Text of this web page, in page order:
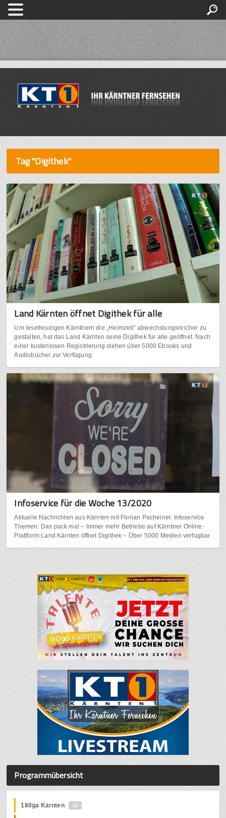
Tag "Digithek"
Land Kärnten öffnet Digithek für alle
Um lesefreudigen Kärntnern die „Heimzeit“ abwechslungsreicher zu
gestalten, hat das Land Kärnten seine Digithek für alle geöffnet. Nach
einer kostenlosen Registrierung stehen über 5000 Ebooks und
Audiobücher zur Verfügung.
Infoservice für die Woche 13/2020
Aktuelle Nachrichten aus Kärnten mit Florian Pacheiner. Infoservice
Themen: Das pack ma! – Immer mehr Betriebe auf Kärntner Online-
Plattform Land Kärnten öffnet Digithek – Über 5000 Medien verfügbar
Programmübersicht
180ga Kärnten 68